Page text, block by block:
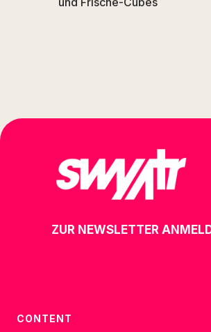
ZUR NEWSLETTER
CONTENT